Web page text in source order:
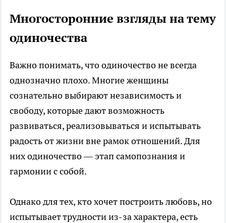
Многосторонние взгляды на тему
одиночества
Важно понимать, что одиночество не всегда
однозначно плохо. Многие женщины
сознательно выбирают независимость и
свободу, которые дают возможность
развиваться, реализовываться и испытывать
радость от жизни вне рамок отношений. Для
них одиночество — этап самопознания и
гармонии с собой.
Однако для тех, кто хочет построить любовь, но
испытывает трудности из-за характера, есть